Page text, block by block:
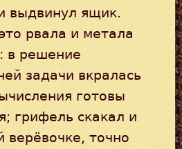
выдвинул ящик.
рвала и метала
в решение
задачи вкралась
готовы
грифель скакал и
верёвочке, точно